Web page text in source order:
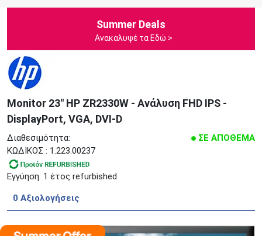
Summer Deals
Ανακαλυψέ τα Εδώ >
Monitor 23'' HP ZR2330W - Ανάλυση FHD IPS -
DisplayPort, VGA, DVI-D
Διαθεσιμότητα:
ΣΕ ΑΠΟΘΕΜΑ
ΚΩΔΙΚΟΣ : 1.223.00237
Εγγύηση: 1 έτος refurbished
0 Aξιολογήσεις